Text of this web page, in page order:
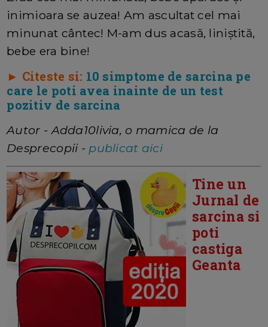
inimioara se auzea! Am ascultat cel mai
minunat cântec! M-am dus acasă, liniștită,
bebe era bine!
► Citeste si: 10 simptome de sarcina pe
care le poti avea inainte de un test
pozitiv de sarcina
Autor - Adda10livia, o mamica de la
Desprecopii - publicat aici
Tine un
Jurnal de
sarcina si
poti
castiga
Geanta